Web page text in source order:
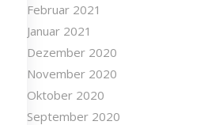
Februar 2021
Januar 2021
Dezember 2020
November 2020
Oktober 2020
September 2020